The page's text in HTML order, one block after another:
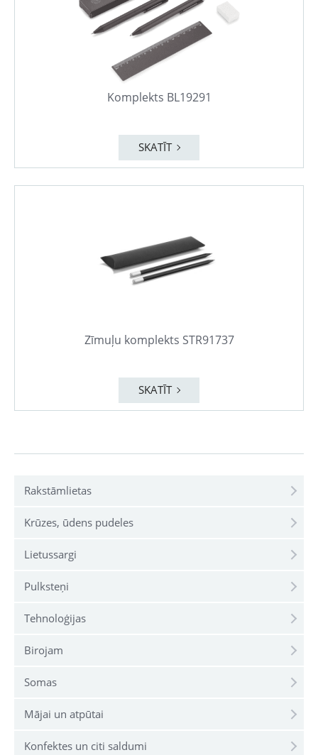
Rakstāmlietas
Krūzes, ūdens pudeles
Lietussargi
Pulksteņi
Tehnoloģijas
Birojam
Somas
Mājai un atpūtai
Konfektes un citi saldumi
Komplekts BL19291
SKATĪT
Zīmuļu komplekts STR91737
SKATĪT